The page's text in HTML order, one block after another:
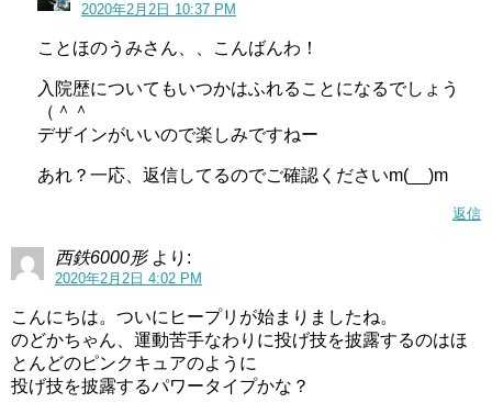
2020年2月2日 10:37 PM
ことほのうみさん、、こんばんわ！
入院歴についてもいつかはふれることになるでしょう
（＾＾
デザインがいいので楽しみですねー
あれ？一応、返信してるのでご確認くださいm(__)m
返信
西鉄6000形 より:
2020年2月2日 4:02 PM
こんにちは。ついにヒープリが始まりましたね。
のどかちゃん、運動苦手なわりに投げ技を披露するのはほ
とんどのピンクキュアのように
投げ技を披露するパワータイプかな？